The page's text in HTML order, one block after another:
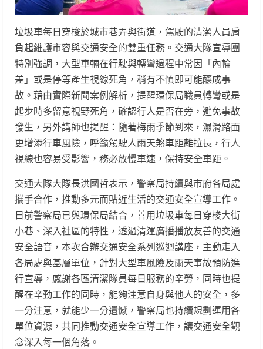
垃圾車每日穿梭於城市巷弄與街道，駕駛的清潔人員肩
負起維護市容與交通安全的雙重任務。交通大隊宣導團
特別強調，大型車輛在行駛與轉彎過程中常因「內輪
差」或是停等產生視線死角，稍有不慎即可能釀成事
故。藉由實際新聞案例解析，提醒環保局職員轉彎或是
起步時多留意視野死角，確認行人是否在旁，避免事故
發生，另外講師也提醒：隨著梅雨季節到來，濕滑路面
更增添行車風險，呼籲駕駛人雨天煞車距離拉長，行人
視線也容易受影響，務必放慢車速，保持安全車距。
交通大隊大隊長洪國哲表示，警察局持續與市府各局處
攜手合作，推動多元而貼近生活的交通安全宣導工作。
日前警察局已與環保局結合，善用垃圾車每日穿梭大街
小巷、深入社區的特性，透過清運廣播播放友善的交通
安全語音，本次合辦交通安全系列巡迴講座，主動走入
各局處與基層單位，針對大型車風險及雨天事故預防進
行宣導，感謝各區清潔隊員每日服務的辛勞，同時也提
醒在辛勤工作的同時，能夠注意自身與他人的安全，多
一分注意，就能少一分遺憾，警察局也持續規劃運用各
單位資源，共同推動交通安全宣導工作，讓交通安全觀
念深入每一個角落。